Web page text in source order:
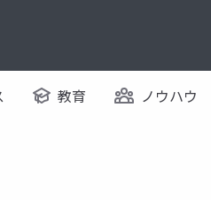
教育 ノウハウ